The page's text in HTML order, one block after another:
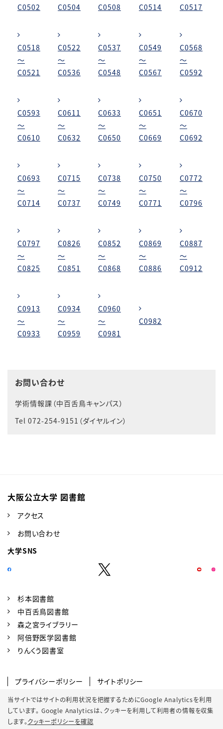
C0502
C0504
C0508
C0514
C0517
C0518
～
C0521
C0522
～
C0536
C0537
～
C0548
C0549
～
C0567
C0568
～
C0592
C0593
～
C0610
C0611
～
C0632
C0633
～
C0650
C0651
～
C0669
C0670
～
C0692
C0693
～
C0714
C0715
～
C0737
C0738
～
C0749
C0750
～
C0771
C0772
～
C0796
C0797
～
C0825
C0826
～
C0851
C0852
～
C0868
C0869
～
C0886
C0887
～
C0912
C0913
～
C0933
C0934
～
C0959
C0960
～
C0981
C0982
お問い合わせ
学術情報課（中百舌鳥キャンパス）
Tel 072-254-9151（ダイヤルイン）
当サイトではサイトの利用状況を把握するためにGoogle Analyticsを利用
しています。 Google Analyticsは、 クッキーを利用して利用者の情報を収集
します。クッキーポリシーを確認
大阪公立大学 図書館
アクセス
お問い合わせ
大学SNS
杉本図書館
中百舌鳥図書館
森之宮ライブラリー
阿倍野医学図書館
りんくう図書室
プライバシーポリシー
サイトポリシー
SNSポリシー
クッキーポリシー
サイトマップ